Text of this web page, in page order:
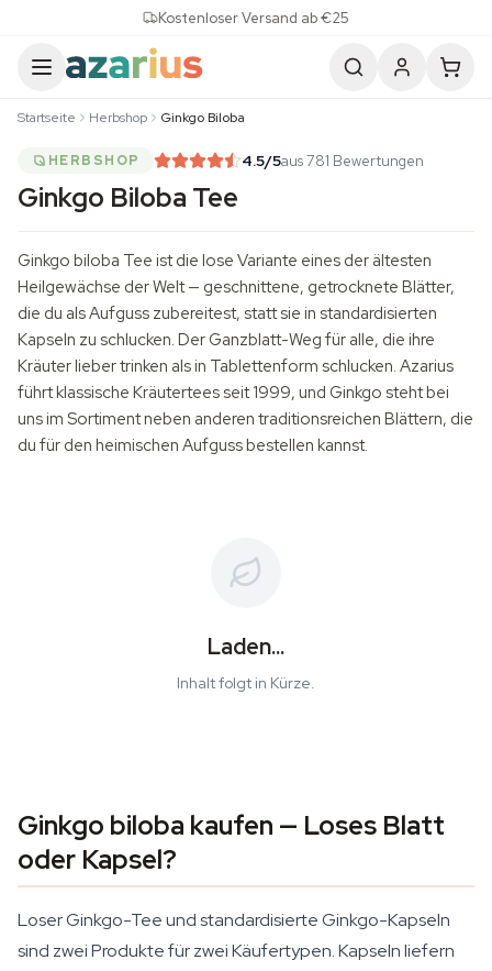
Kostenloser Versand ab €25
Startseite Herbshop Ginkgo Biloba
HERBSHOP 4.5/5aus 781 Bewertungen
Ginkgo Biloba Tee
Ginkgo biloba Tee ist die lose Variante eines der ältesten
Heilgewächse der Welt — geschnittene, getrocknete Blätter,
die du als Aufguss zubereitest, statt sie in standardisierten
Kapseln zu schlucken. Der Ganzblatt-Weg für alle, die ihre
Kräuter lieber trinken als in Tablettenform schlucken. Azarius
führt klassische Kräuterteesseit 1999, und Ginkgo steht bei
uns im Sortiment neben anderen traditionsreichen Blättern, die
du für den heimischen Aufguss bestellen kannst.
Laden...
Inhalt folgt in Kürze.
Ginkgo biloba kaufen — Loses Blatt
oder Kapsel?
Loser Ginkgo-Tee und standardisierte Ginkgo-Kapseln
sind zwei Produkte für zwei Käufertypen. Kapseln liefern